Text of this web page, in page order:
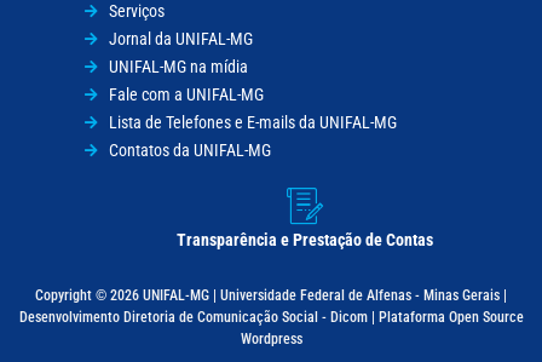
Serviços
Jornal da UNIFAL-MG
UNIFAL-MG na mídia
Fale com a UNIFAL-MG
Lista de Telefones e E-mails da UNIFAL-MG
Contatos da UNIFAL-MG
Transparência e Prestação de Contas
Copyright © 2026 UNIFAL-MG | Universidade Federal de Alfenas - Minas Gerais |
Desenvolvimento Diretoria de Comunicação Social - Dicom | Plataforma Open Source
Wordpress